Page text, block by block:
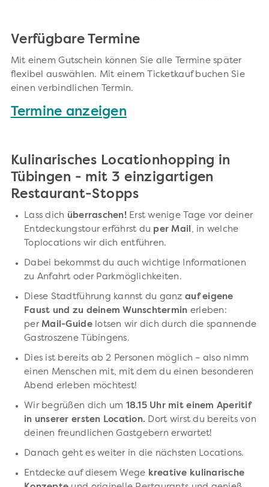
Verfügbare Termine
Mit einem Gutschein können Sie alle Termine später
flexibel auswählen. Mit einem Ticketkauf buchen Sie
einen verbindlichen Termin.
Termine anzeigen
Kulinarisches Locationhopping in
Tübingen - mit 3 einzigartigen
Restaurant-Stopps
Lass dich überraschen!Erst wenige Tage vor deiner
Entdeckungstour erfährst du per Mail , in welche
Toplocations wir dich entführen.
Dabei bekommst du auch wichtige Informationen
zu Anfahrt oder Parkmöglichkeiten.
Diese Stadtführung kannst du ganz auf eigene
Faust und zu deinem Wunschtermin erleben:
per Mail-Guidelotsen wir dich durch die spannende
Gastroszene Tübingens.
Dies ist bereits ab 2 Personen möglich – also nimm
einen Menschen mit, mit dem du einen besonderen
Abend erleben möchtest!
Wir begrüßen dich um 18.15 Uhr mit einem Aperitif
in unserer ersten Location. Dort wirst du bereits von
deinen freundlichen Gastgebern erwartet!
Danach geht es weiter in die nächsten Locations.
Entdecke auf diesem Wege kreative kulinarische